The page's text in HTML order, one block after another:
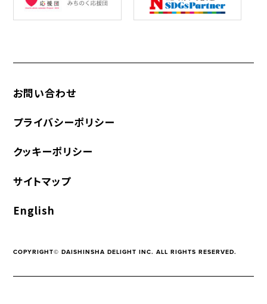
お問い合わせ
プライバシーポリシー
クッキーポリシー
サイトマップ
English
COPYRIGHT© DAISHINSHA DELIGHT INC. ALL RIGHTS RESERVED.